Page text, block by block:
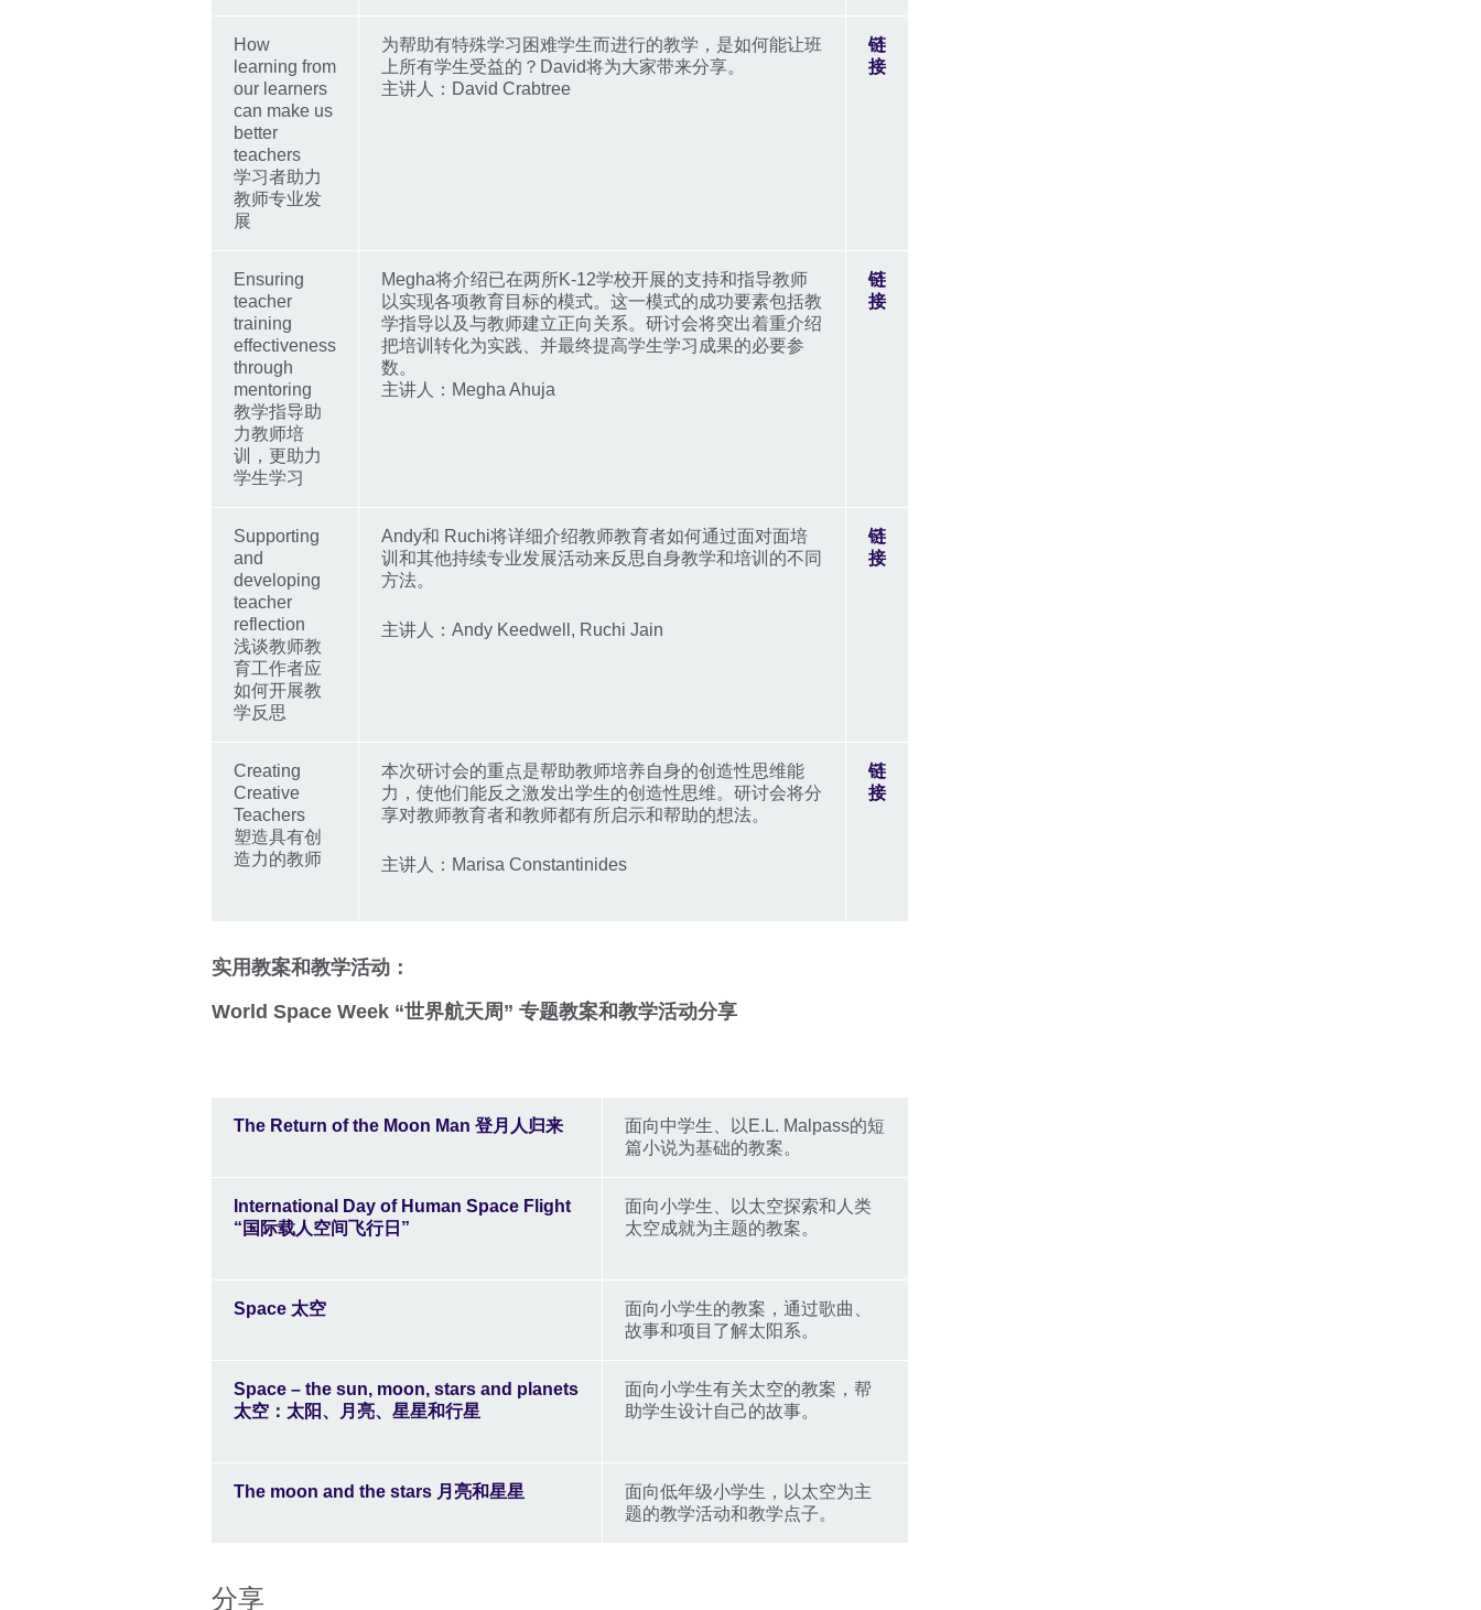
How
learning from
our learners
can make us
better
teachers
学习者助力
教师专业发
展
为帮助有特殊学习困难学生而进行的教学，是如何能让班
上所有学生受益的？David将为大家带来分享。
主讲人：David Crabtree
链
接
Ensuring
teacher
training
effectiveness
through
mentoring
教学指导助
力教师培
训，更助力
学生学习
Megha将介绍已在两所K-12学校开展的支持和指导教师
以实现各项教育目标的模式。这一模式的成功要素包括教
学指导以及与教师建立正向关系。研讨会将突出着重介绍
把培训转化为实践、并最终提高学生学习成果的必要参
数。
主讲人：Megha Ahuja
链
接
Supporting
and
developing
teacher
reflection
浅谈教师教
育工作者应
如何开展教
学反思
Andy和 Ruchi将详细介绍教师教育者如何通过面对面培
训和其他持续专业发展活动来反思自身教学和培训的不同
方法。
主讲人：Andy Keedwell, Ruchi Jain
链
接
Creating
Creative
Teachers
塑造具有创
造力的教师
本次研讨会的重点是帮助教师培养自身的创造性思维能
力，使他们能反之激发出学生的创造性思维。研讨会将分
享对教师教育者和教师都有所启示和帮助的想法。
主讲人：Marisa Constantinides
链
接
实用教案和教学活动：
World Space Week “世界航天周” 专题教案和教学活动分享
The Return of the Moon Man 登月人归来
面向中学生、以E.L. Malpass的短
篇小说为基础的教案。
International Day of Human Space Flight
“国际载人空间飞行日”
面向小学生、以太空探索和人类
太空成就为主题的教案。
Space 太空
面向小学生的教案，通过歌曲、
故事和项目了解太阳系。
Space – the sun, moon, stars and planets
太空：太阳、月亮、星星和行星
面向小学生有关太空的教案，帮
助学生设计自己的故事。
The moon and the stars 月亮和星星
面向低年级小学生，以太空为主
题的教学活动和教学点子。
分享